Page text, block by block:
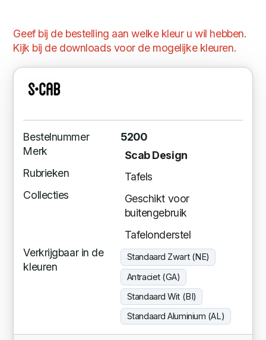
Geef bij de bestelling aan welke kleur u wil hebben.
Kijk bij de downloads voor de mogelijke kleuren.
Bestelnummer
5200
Merk
Scab Design
Rubrieken
Tafels
Collecties
Geschikt voor
buitengebruik
Tafelonderstel
Verkrijgbaar in de
kleuren
Standaard Zwart (NE)
Antraciet (GA)
Standaard Wit (BI)
Standaard Aluminium (AL)